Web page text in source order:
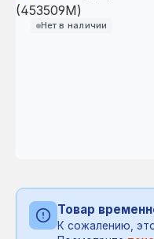
Нет в наличии
Товар
К сожалению,